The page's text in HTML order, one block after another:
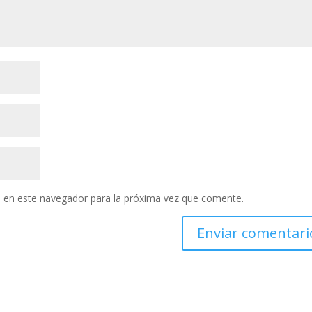
este navegador para la próxima vez que comente.